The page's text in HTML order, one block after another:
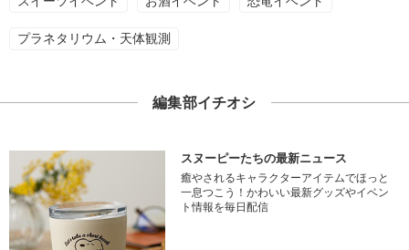
プラネタリウム・天体観測
編集部イチオシ
スヌーピーたちの最新ニュース
癒やされるキャラクターアイテムでほっと
一息つこう！かわいい最新グッズやイベン
ト情報を毎日配信